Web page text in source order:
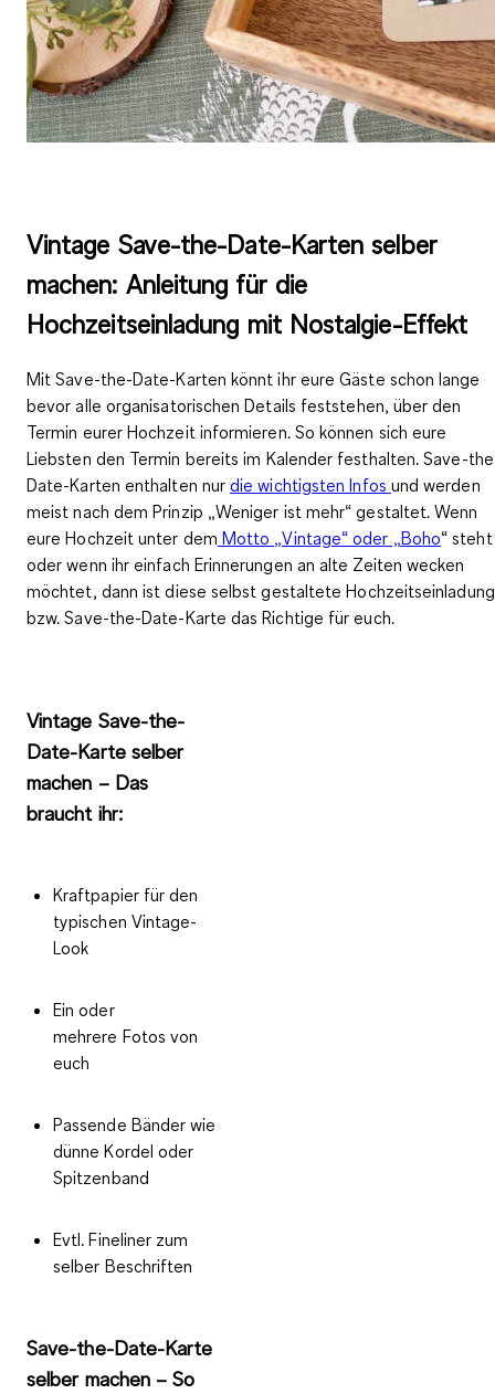
Vintage Save-the-Date-Karten selber
machen: Anleitung für die
Hochzeitseinladung mit Nostalgie-Effekt
MitSave-the-Date-Karten könnt ihr eure Gäste schon lange
bevor alle organisatorischen Details feststehen, über den
Termin eurer Hochzeit informieren. So können sich eure
Liebsten den Termin bereits im Kalender festhalten. Save-
Date-Karten enthalten nurdie wichtigsten Infos und werden
meist nach dem Prinzip „Weniger ist mehr“ gestaltet. Wenn
eure Hochzeit unter dem Motto „Vintage“ oder „Boho“ steht
oder wenn ihr einfach Erinnerungen an alte Zeiten wecken
möchtet, dann ist diese selbst gestaltete Hochzeitseinladung
bzw. Save-the-Date-Karte das Richtige für euch.
Vintage Save-the-
Date-Karte selber
machen – Das
braucht ihr:
Kraftpapier für den
typischen Vintage-
Look
Ein oder
mehrere Fotos von
euch
Passende Bänder wie
dünne Kordel oder
Spitzenband
Evtl. Fineliner zum
selber Beschriften
Save-the-Date-Karte
selber machen – So